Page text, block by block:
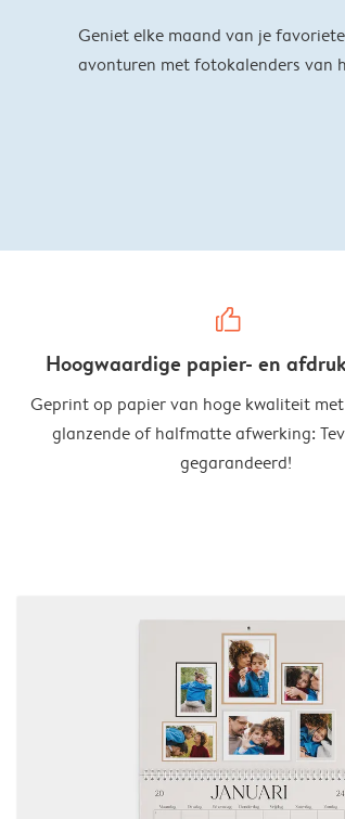
Geniet elke maand van je
avonturen met fotokalenders van
thumbs_up
Hoogwaardige papier- en
Geprint op papier van hoge kwaliteit
glanzende of halfmatte afwerking:
gegarandeerd!